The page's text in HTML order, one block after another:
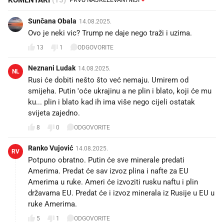
Sunčana Obala 14.08.2025.
Ovo je neki vic? Trump ne daje nego traži i uzima.
13 1 ODGOVORITE
NL Neznani Ludak 14.08.2025.
Rusi će dobiti nešto što već nemaju. Umirem od
smijeha. Putin 'oće ukrajinu a ne plin i blato, koji će mu
ku... plin i blato kad ih ima više nego cijeli ostatak
svijeta zajedno.
8 0 ODGOVORITE
RV Ranko Vujović 14.08.2025.
Potpuno obratno. Putin će sve minerale predati
Amerima. Predat će sav izvoz plina i nafte za EU
Amerima u ruke. Ameri će izvoziti rusku naftu i plin
državama EU. Predat će i izvoz minerala iz Rusije u EU u
ruke Amerima.
5 1 ODGOVORITE